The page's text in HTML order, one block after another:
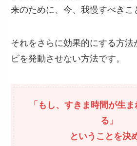
来のために、今、我慢すべきこ
それをさらに効果的にする方法
ビを発動させない方法です。
「もし、すきま時間が生
る」
ということを決